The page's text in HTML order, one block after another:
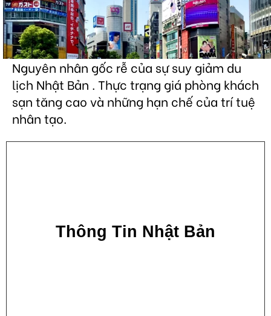
Nguyên nhân gốc rễ của sự suy giảm du
lịch Nhật Bản . Thực trạng giá phòng khách
sạn tăng cao và những hạn chế của trí tuệ
nhân tạo.
Thông Tin Nhật Bản